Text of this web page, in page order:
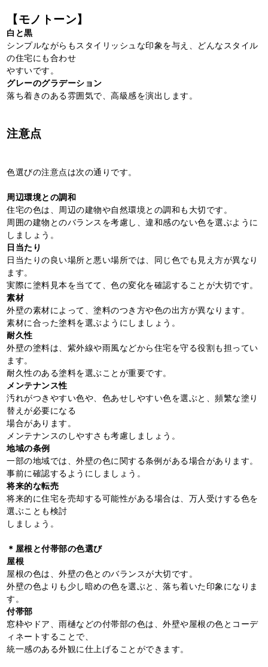
【モノトーン】
白と黒
シンプルながらもスタイリッシュな印象を与え、どんなスタイル
の住宅にも合わせ
やすいです。
グレーのグラデーション
落ち着きのある雰囲気で、高級感を演出します。
注意点
色選びの注意点は次の通りです。
周辺環境との調和
住宅の色は、周辺の建物や自然環境との調和も大切です。
周囲の建物とのバランスを考慮し、違和感のない色を選ぶように
しましょう。
日当たり
日当たりの良い場所と悪い場所では、同じ色でも見え方が異なり
ます。
実際に塗料見本を当てて、色の変化を確認することが大切です。
素材
外壁の素材によって、塗料のつき方や色の出方が異なります。
素材に合った塗料を選ぶようにしましょう。
耐久性
外壁の塗料は、紫外線や雨風などから住宅を守る役割も担ってい
ます。
耐久性のある塗料を選ぶことが重要です。
メンテナンス性
汚れがつきやすい色や、色あせしやすい色を選ぶと、頻繁な塗り
替えが必要になる
場合があります。
メンテナンスのしやすさも考慮しましょう。
地域の条例
一部の地域では、外壁の色に関する条例がある場合があります。
事前に確認するようにしましょう。
将来的な転売
将来的に住宅を売却する可能性がある場合は、万人受けする色を
選ぶことも検討
しましょう。
＊屋根と付帯部の色選び
屋根
屋根の色は、外壁の色とのバランスが大切です。
外壁の色よりも少し暗めの色を選ぶと、落ち着いた印象になりま
す。
付帯部
窓枠やドア、雨樋などの付帯部の色は、外壁や屋根の色とコーデ
ィネートすることで、
統一感のある外観に仕上げることができます。